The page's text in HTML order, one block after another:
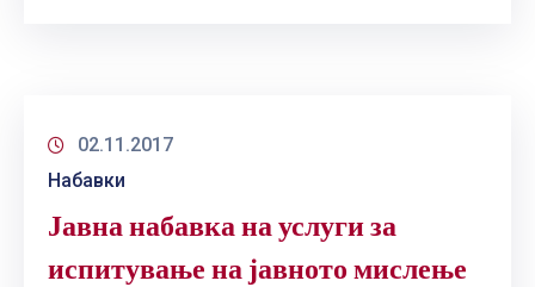
02.11.2017
Набавки
Јавна набавка на услуги за
испитување на јавното мислење